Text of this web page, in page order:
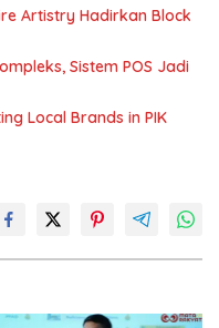
Artistry Hadirkan Block
Sistem POS Jadi
Local Brands in PIK